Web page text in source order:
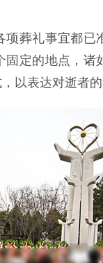
葬礼事宜都
定的地点，
以表达对逝者的